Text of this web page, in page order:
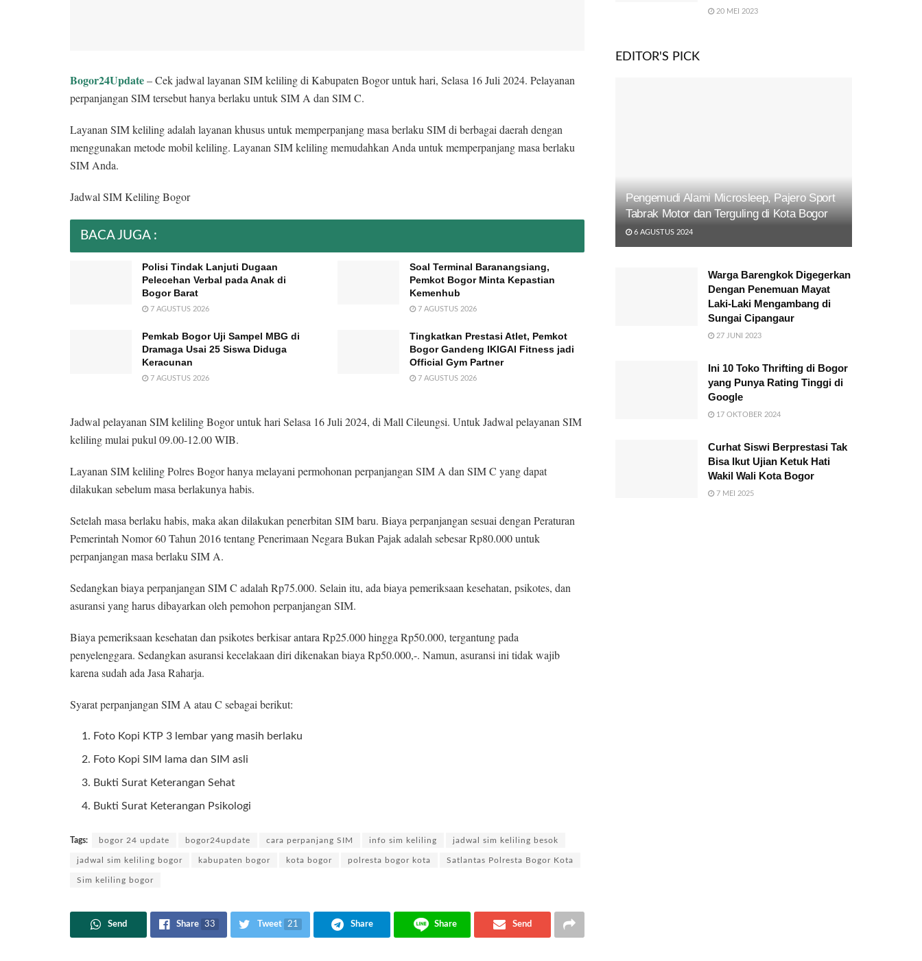
Bogor24Update– Cek jadwal layanan SIM keliling di Kabupaten Bogor untuk hari, Selasa 16 Juli 2024. Pelayanan
perpanjangan SIM tersebut hanya berlaku untuk SIM A dan SIM C.
Layanan SIM keliling adalah layanan khusus untuk memperpanjang masa berlaku SIM di berbagai daerah dengan
menggunakan metode mobil keliling. Layanan SIM keliling memudahkan Anda untuk memperpanjang masa berlaku
SIM Anda.
Jadwal SIM Keliling Bogor
BACA JUGA :
Polisi Tindak Lanjuti Dugaan
Pelecehan Verbal pada Anak di
Bogor Barat
7 AGUSTUS 2026
Soal Terminal Baranangsiang,
Pemkot Bogor Minta Kepastian
Kemenhub
7 AGUSTUS 2026
Pemkab Bogor Uji Sampel MBG di
Dramaga Usai 25 Siswa Diduga
Keracunan
7 AGUSTUS 2026
Tingkatkan Prestasi Atlet, Pemkot
Bogor Gandeng IKIGAI Fitness jadi
Official Gym Partner
7 AGUSTUS 2026
Jadwal pelayanan SIM keliling Bogor untuk hari Selasa 16 Juli 2024, di Mall Cileungsi. Untuk Jadwal pelayanan SIM
keliling mulai pukul 09.00-12.00 WIB.
Layanan SIM keliling Polres Bogor hanya melayani permohonan perpanjangan SIM A dan SIM C yang dapat
dilakukan sebelum masa berlakunya habis.
Setelah masa berlaku habis, maka akan dilakukan penerbitan SIM baru. Biaya perpanjangan sesuai dengan Peraturan
Pemerintah Nomor 60 Tahun 2016 tentang Penerimaan Negara Bukan Pajak adalah sebesar Rp80.000 untuk
perpanjangan masa berlaku SIM A.
Sedangkan biaya perpanjangan SIM C adalah Rp75.000. Selain itu, ada biaya pemeriksaan kesehatan, psikotes, dan
asuransi yang harus dibayarkan oleh pemohon perpanjangan SIM.
Biaya pemeriksaan kesehatan dan psikotes berkisar antara Rp25.000 hingga Rp50.000, tergantung pada
penyelenggara. Sedangkan asuransi kecelakaan diri dikenakan biaya Rp50.000,-. Namun, asuransi ini tidak wajib
karena sudah ada Jasa Raharja.
Syarat perpanjangan SIM A atau C sebagai berikut:
Foto Kopi KTP 3 lembar yang masih berlaku
Foto Kopi SIM lama dan SIM asli
Bukti Surat Keterangan Sehat
Bukti Surat Keterangan Psikologi
Tags: bogor 24 update bogor24update cara perpanjang SIM info sim keliling jadwal sim keliling besok
jadwal sim keliling bogor kabupaten bogor kota bogor polresta bogor kota Satlantas Polresta Bogor Kota
Sim keliling bogor
Send Share 33 Tweet 21 Share Share Send
20 MEI 2023
EDITOR'S PICK
Pengemudi Alami Microsleep, Pajero Sport
Tabrak Motor dan Terguling di Kota Bogor
6 AGUSTUS 2024
Warga Barengkok Digegerkan
Dengan Penemuan Mayat
Laki-Laki Mengambang di
Sungai Cipangaur
27 JUNI 2023
Ini 10 Toko Thrifting di Bogor
yang Punya Rating Tinggi di
Google
17 OKTOBER 2024
Curhat Siswi Berprestasi Tak
Bisa Ikut Ujian Ketuk Hati
Wakil Wali Kota Bogor
7 MEI 2025